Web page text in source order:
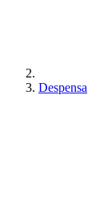
Despensa